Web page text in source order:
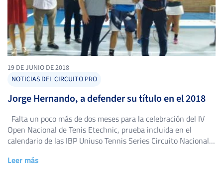
19 DE JUNIO DE 2018
NOTICIAS DEL CIRCUITO PRO
Jorge Hernando, a defender su título en el 2018
Falta un poco más de dos meses para la celebración del IV
Open Nacional de Tenis Etechnic, prueba incluida en el
calendario de las IBP Uniuso Tennis Series Circuito Nacional
evento.Para empezar, ya se ha definido el formato de la
Leer más